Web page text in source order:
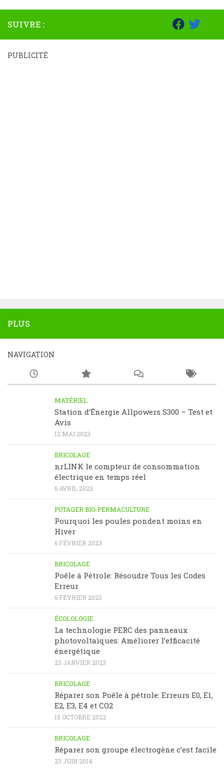
SUIVRE :
PUBLICITÉ
PLUS
NAVIGATION
MATÉRIEL
Station d’Énergie Allpowers S300 – Test et
Avis
12 MAI 2023
BRICOLAGE
nrLINK le compteur de consommation
électrique en temps réel
6 AVRIL 2023
POTAGER BIO-PERMACULTURE
Pourquoi les poules pondent moins en
Hiver
6 FÉVRIER 2023
BRICOLAGE
Poêle à Pétrole: Résoudre Tous les Codes
Erreur
6 FÉVRIER 2023
ÉCOLOLOGIE
La technologie PERC des panneaux
photovoltaïques: Améliorer l’efficacité
énergétique
23 JANVIER 2023
BRICOLAGE
Réparer son Poêle à pétrole: Erreurs E0, E1,
E2, E3, E4 et CO2
15 OCTOBRE 2022
BRICOLAGE
Réparer son groupe électrogène c’est facile
23 JUIN 2014